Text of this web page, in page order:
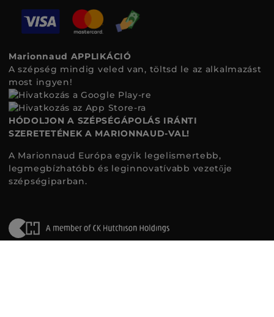
Marionnaud APPLIKÁCIÓ
A szépség mindig veled van, töltsd le az alkalmazást
most ingyen!
HÓDOLJON A SZÉPSÉGÁPOLÁS IRÁNTI
SZERETETÉNEK A MARIONNAUD-VAL!
A Marionnaud Európa egyik legelismertebb,
legmegbízhatóbb és leginnovatívabb vezetője
szépségiparban.